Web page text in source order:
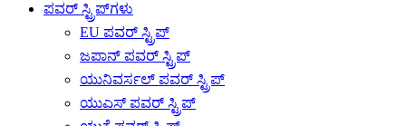
ಪವರ್ ಸ್ಟ್ರಿಪ್‌ಗಳು
EU ಪವರ್ ಸ್ಟ್ರಿಪ್
ಜಪಾನ್ ಪವರ್ ಸ್ಟ್ರಿಪ್
ಯುನಿವರ್ಸಲ್ ಪವರ್ ಸ್ಟ್ರಿಪ್
ಯುಎಸ್ ಪವರ್ ಸ್ಟ್ರಿಪ್